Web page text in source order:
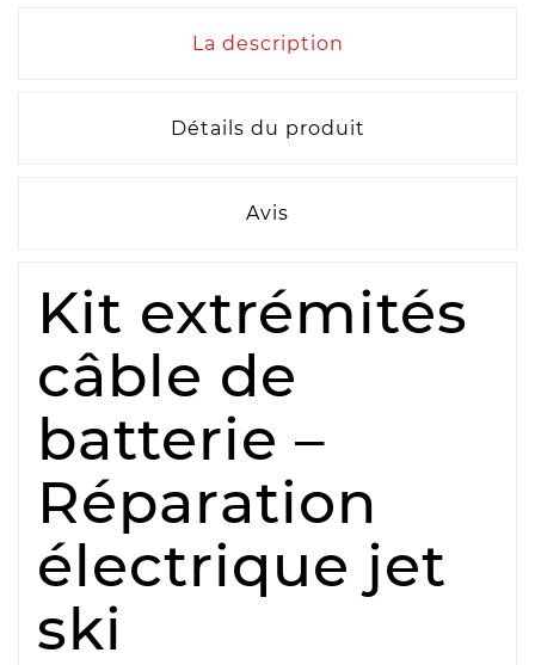
La description
Détails du produit
Avis
Kit extrémités
câble de
batterie –
Réparation
électrique jet
ski